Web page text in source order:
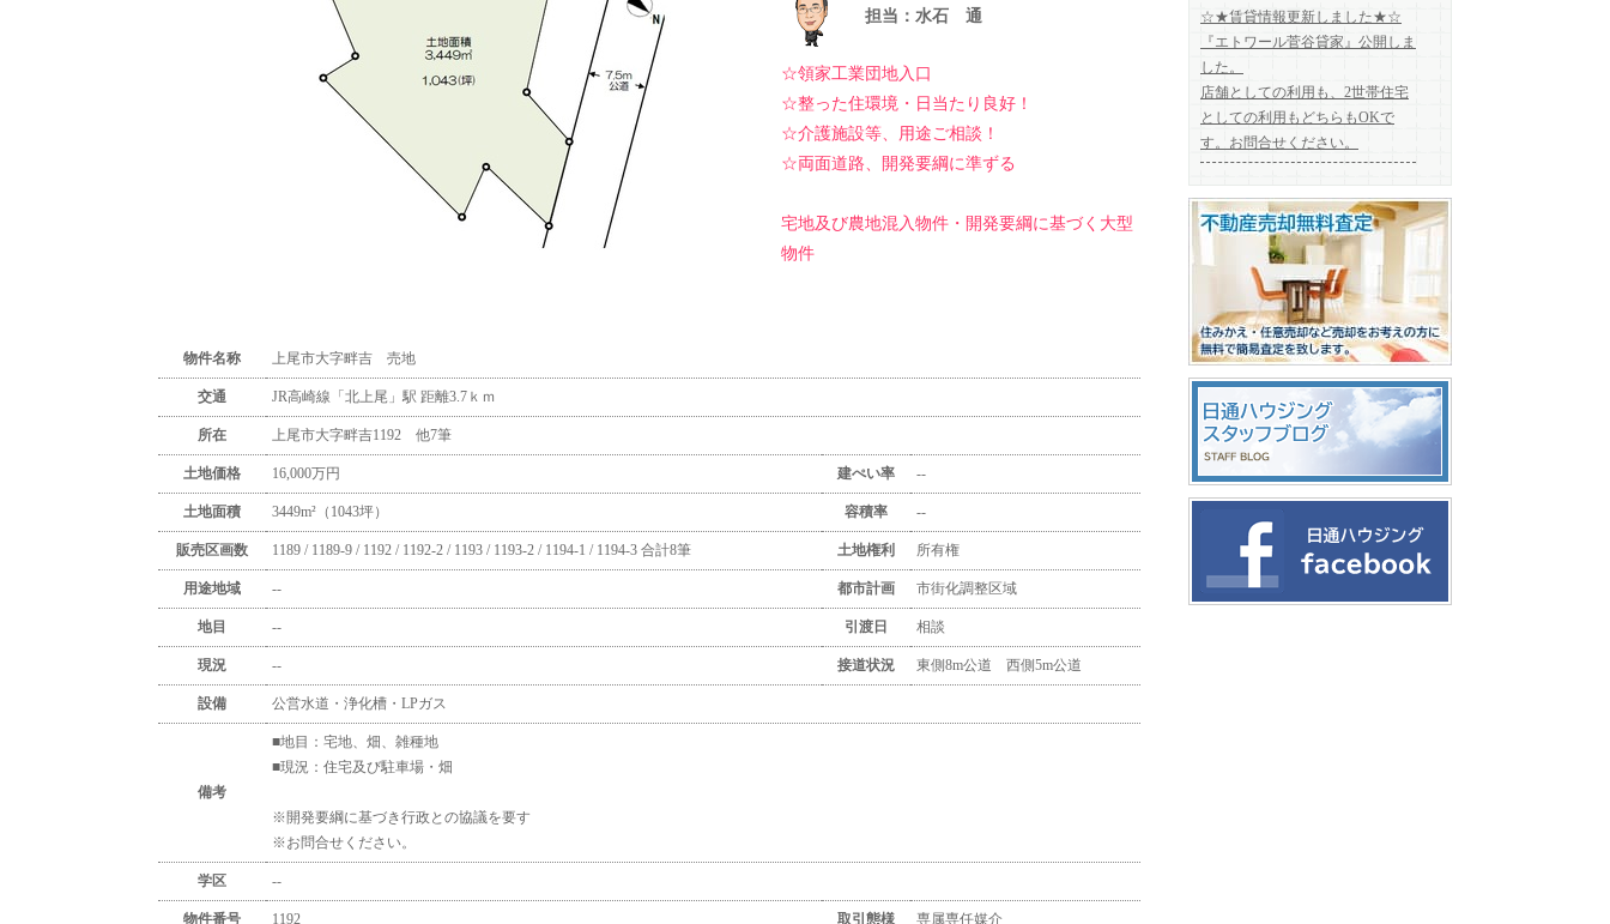
不動産売却無料査定｜住みかえ・任意売
却など売却をお考えの方に無料で簡易査
定を致します。
担当：水石 通
☆領家工業団地入口
☆整った住環境・日当たり良好！
☆介護施設等、用途ご相談！
☆両面道路、開発要綱に準ずる
宅地及び農地混入物件・開発要綱に基づく大型
物件
物件名称 上尾市大字畔吉 売地
交通 JR高崎線「北上尾」駅 距離3.7ｋｍ
所在 上尾市大字畔吉1192 他7筆
土地価格 16,000万円 建ぺい率 --
土地面積 3449m²（1043坪） 容積率 --
販売区画数 1189 / 1189-9 / 1192 / 1192-2 / 1193 / 1193-2 / 1194-1 / 1194-3 合計8筆 土地権利 所有権
用途地域 -- 都市計画 市街化調整区域
地目 -- 引渡日 相談
現況 -- 接道状況 東側8m公道 西側5m公道
設備 公営水道・浄化槽・LPガス
備考
■地目：宅地、畑、雑種地
■現況：住宅及び駐車場・畑
※開発要綱に基づき行政との協議を要す
※お問合せください。
学区 --
物件番号 1192 取引態様 専属専任媒介